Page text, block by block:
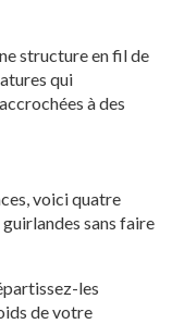
structure en fil de
qui
à des
voici quatre
sans faire
les
de votre